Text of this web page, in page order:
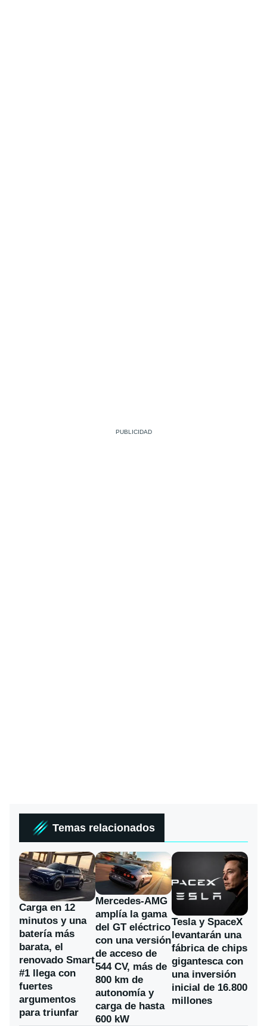
Temas relacionados
Carga en 12
minutos y una
batería más
barata, el
renovado Smart
#1 llega con
fuertes
argumentos
para triunfar
Mercedes-AMG
amplía la gama
del GT eléctrico
con una versión
de acceso de
544 CV, más de
800 km de
autonomía y
carga de hasta
600 kW
Tesla y SpaceX
levantarán una
fábrica de chips
gigantesca con
una inversión
inicial de 16.800
millones